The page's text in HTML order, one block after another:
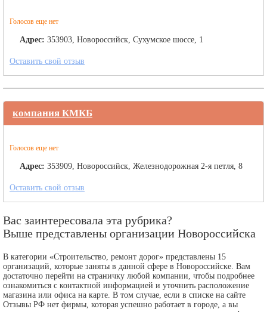
Голосов еще нет
Адрес: 353903, Новороссийск, Сухумское шоссе, 1
Оставить свой отзыв
компания КМКБ
Голосов еще нет
Адрес: 353909, Новороссийск, Железнодорожная 2-я петля, 8
Оставить свой отзыв
Вас заинтересовала эта рубрика?
Выше представлены организации Новороссийска
В категории «Строительство, ремонт дорог» представлены 15
организаций, которые заняты в данной сфере в Новороссийске. Вам
достаточно перейти на страничку любой компании, чтобы подробнее
ознакомиться с контактной информацией и уточнить расположение
магазина или офиса на карте. В том случае, если в списке на сайте
Отзывы РФ нет фирмы, которая успешно работает в городе, а вы